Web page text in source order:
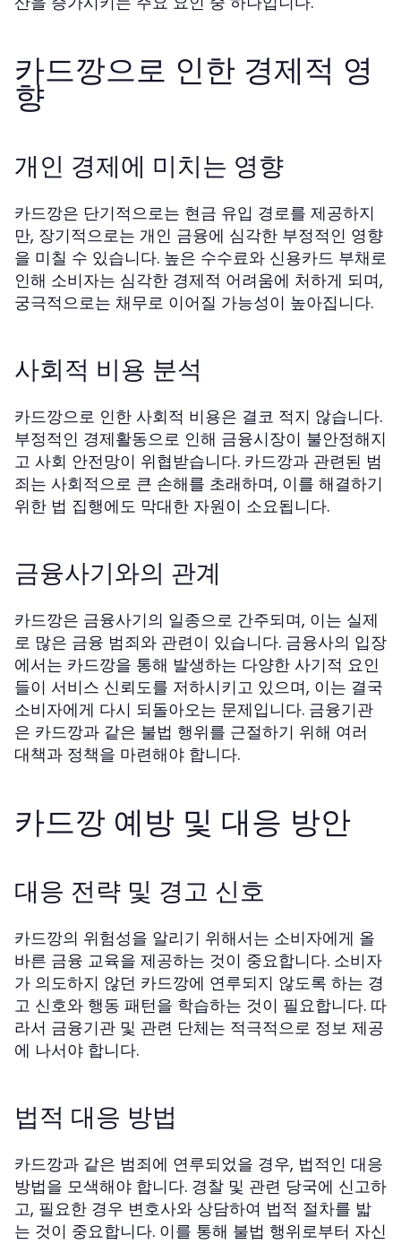
카드깡으로 인한 경제적 영
향
개인 경제에 미치는 영향
카드깡은 단기적으로는 현금 유입 경로를 제공하지
만, 장기적으로는 개인 금융에 심각한 부정적인 영향
을 미칠 수 있습니다. 높은 수수료와 신용카드 부채로
인해 소비자는 심각한 경제적 어려움에 처하게 되며,
궁극적으로는 채무로 이어질 가능성이 높아집니다.
사회적 비용 분석
카드깡으로 인한 사회적 비용은 결코 적지 않습니다.
부정적인 경제활동으로 인해 금융시장이 불안정해지
고 사회 안전망이 위협받습니다. 카드깡과 관련된 범
죄는 사회적으로 큰 손해를 초래하며, 이를 해결하기
위한 법 집행에도 막대한 자원이 소요됩니다.
금융사기와의 관계
카드깡은 금융사기의 일종으로 간주되며, 이는 실제
로 많은 금융 범죄와 관련이 있습니다. 금융사의 입장
에서는 카드깡을 통해 발생하는 다양한 사기적 요인
들이 서비스 신뢰도를 저하시키고 있으며, 이는 결국
소비자에게 다시 되돌아오는 문제입니다. 금융기관
은 카드깡과 같은 불법 행위를 근절하기 위해 여러
대책과 정책을 마련해야 합니다.
카드깡 예방 및 대응 방안
대응 전략 및 경고 신호
카드깡의 위험성을 알리기 위해서는 소비자에게 올
바른 금융 교육을 제공하는 것이 중요합니다. 소비자
가 의도하지 않던 카드깡에 연루되지 않도록 하는 경
고 신호와 행동 패턴을 학습하는 것이 필요합니다. 따
라서 금융기관 및 관련 단체는 적극적으로 정보 제공
에 나서야 합니다.
법적 대응 방법
카드깡과 같은 범죄에 연루되었을 경우, 법적인 대응
방법을 모색해야 합니다. 경찰 및 관련 당국에 신고하
고, 필요한 경우 변호사와 상담하여 법적 절차를 밟
는 것이 중요합니다. 이를 통해 불법 행위로부터 자신